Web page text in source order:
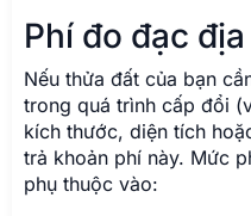
Phí đo đạc
Nếu thửa đất của bạn
trong quá trình cấp đổi
kích thước, diện tích
trả khoản phí này. Mức
phụ thuộc vào: